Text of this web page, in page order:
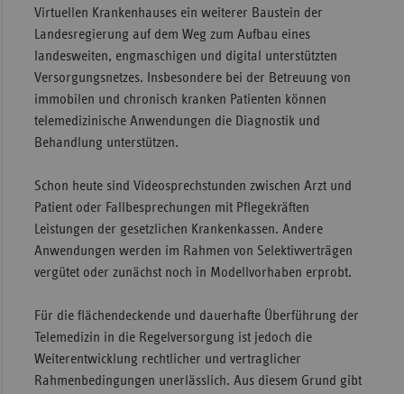
Virtuellen Krankenhauses ein weiterer Baustein der
Landesregierung auf dem Weg zum Aufbau eines
landesweiten, engmaschigen und digital unterstützten
Versorgungsnetzes. Insbesondere bei der Betreuung von
immobilen und chronisch kranken Patienten können
telemedizinische Anwendungen die Diagnostik und
Behandlung unterstützen.
Schon heute sind Videosprechstunden zwischen Arzt und
Patient oder Fallbesprechungen mit Pflegekräften
Leistungen der gesetzlichen Krankenkassen. Andere
Anwendungen werden im Rahmen von Selektivverträgen
vergütet oder zunächst noch in Modellvorhaben erprobt.
Für die flächendeckende und dauerhafte Überführung der
Telemedizin in die Regelversorgung ist jedoch die
Weiterentwicklung rechtlicher und vertraglicher
Rahmenbedingungen unerlässlich. Aus diesem Grund gibt